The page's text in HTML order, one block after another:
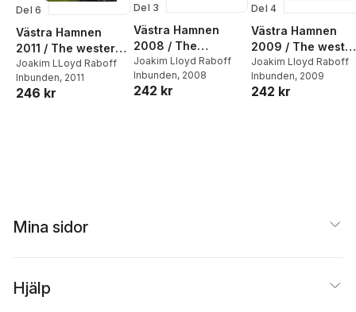
Del 6
Västra Hamnen
2011 / The western
harbour in Malmö,
Sweden
Joakim LLoyd Raboff
Inbunden, 2011
246 kr
Del 3
Västra Hamnen
2008 / The
western harbour
2008
Joakim Lloyd Raboff
Inbunden, 2008
242 kr
Del 4
Västra Hamnen
2009 / The west
harbour 2009
Joakim Lloyd Raboff
Inbunden, 2009
242 kr
Mina sidor
Hjälp